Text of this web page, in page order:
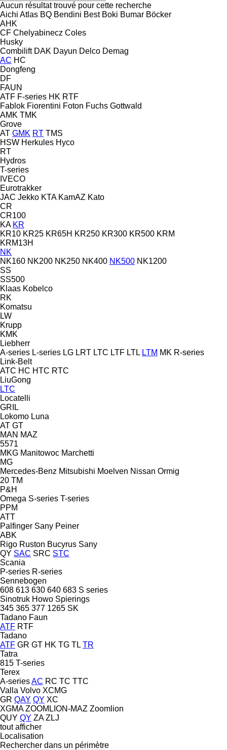
Aucun résultat trouvé pour cette recherche
Aichi Atlas BQ Bendini Best Boki Bumar Böcker
AHK
CF Chelyabinecz Coles
Husky
Combilift DAK Dayun Delco Demag
AC HC
Dongfeng
DF
FAUN
ATF F-series HK RTF
Fablok Fiorentini Foton Fuchs Gottwald
AMK TMK
Grove
AT GMK RT TMS
HSW Herkules Hyco
RT
Hydros
T-series
IVECO
Eurotrakker
JAC Jekko KTA KamAZ Kato
CR
CR100
KA KR
KR10 KR25 KR65H KR250 KR300 KR500 KRM
KRM13H
NK
NK160 NK200 NK250 NK400 NK500 NK1200
SS
SS500
Klaas Kobelco
RK
Komatsu
LW
Krupp
KMK
Liebherr
A-series L-series LG LRT LTC LTF LTL LTM MK R-series
Link-Belt
ATC HC HTC RTC
LiuGong
LTC
Locatelli
GRIL
Lokomo Luna
AT GT
MAN MAZ
5571
MKG Manitowoc Marchetti
MG
Mercedes-Benz Mitsubishi Moelven Nissan Ormig
20 TM
P&H
Omega S-series T-series
PPM
ATT
Palfinger Sany Peiner
ABK
Rigo Ruston Bucyrus Sany
QY SAC SRC STC
Scania
P-series R-series
Sennebogen
608 613 630 640 683 S series
Sinotruk Howo Spierings
345 365 377 1265 SK
Tadano Faun
ATF RTF
Tadano
ATF GR GT HK TG TL TR
Tatra
815 T-series
Terex
A-seriesAC RC TC TTC
Valla Volvo XCMG
GR QAY QY XC
XGMA ZOOMLION-MAZ Zoomlion
QUY QY ZA ZLJ
tout afficher
Localisation
Rechercher dans un périmètre